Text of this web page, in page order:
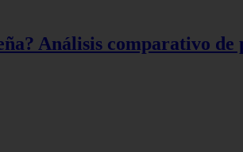
Análisis comparativo